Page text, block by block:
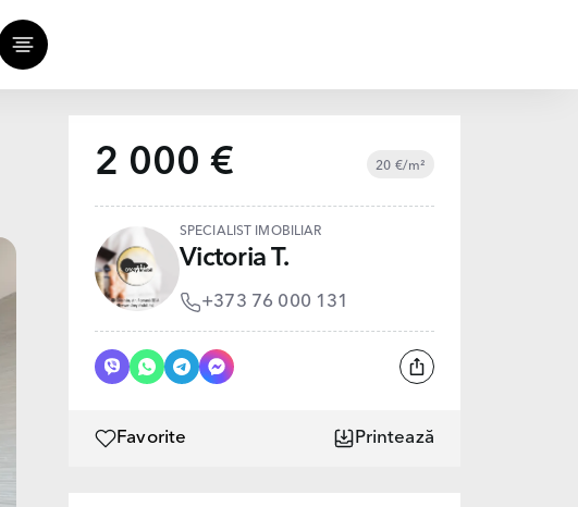
2 000 € 20 €/m²
SPECIALIST IMOBILIAR
Victoria T.
+373 76 000 131
Favorite Printează